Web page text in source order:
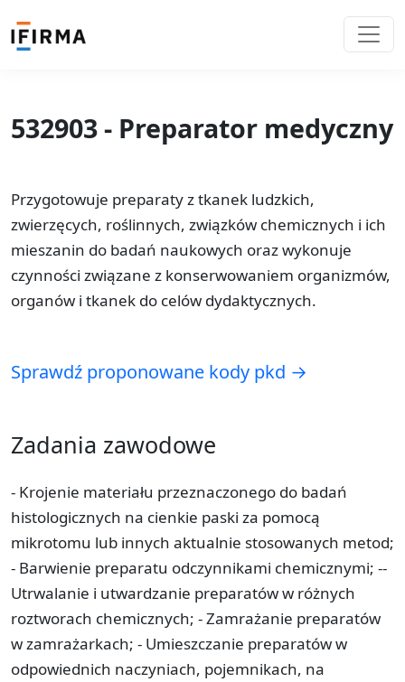
532903 - Preparator medyczny
Przygotowuje preparaty z tkanek ludzkich,
zwierzęcych, roślinnych, związków chemicznych i ich
mieszanin do badań naukowych oraz wykonuje
czynności związane z konserwowaniem organizmów,
organów i tkanek do celów dydaktycznych.
Sprawdź proponowane kody pkd →
Zadania zawodowe
­
- Krojenie materiału przeznaczonego do badań
histologicznych na cienkie paski za pomocą
mikrotomu lub innych aktualnie stosowanych metod;
-­ Barwienie preparatu odczynnikami chemicznymi; -­
Utrwalanie i utwardzanie preparatów w różnych
roztworach chemicznych; -­ Zamrażanie preparatów
w zamrażarkach; -­ Umieszczanie preparatów w
odpowiednich naczyniach, pojemnikach, na